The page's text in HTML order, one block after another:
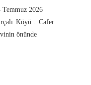
2026
Köyü : Cafer
önünde